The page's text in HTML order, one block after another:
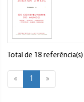
Total de 18
« 1 »